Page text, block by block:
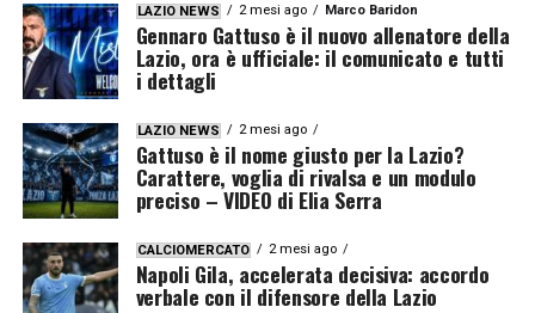
LAZIO NEWS 2 mesi ago Marco Baridon
Gennaro Gattuso è il nuovo allenatore della
Lazio, ora è ufficiale: il comunicato e tutti
i dettagli
LAZIO NEWS 2 mesi ago
Gattuso è il nome giusto per la Lazio?
Carattere, voglia di rivalsa e un modulo
preciso – VIDEO di Elia Serra
CALCIOMERCATO 2 mesi ago
Napoli Gila, accelerata decisiva: accordo
verbale con il difensore della Lazio